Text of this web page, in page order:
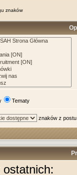
znaków
Tematy
znaków z postu